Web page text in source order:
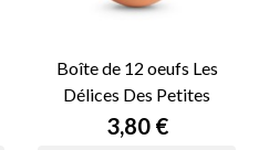
Boîte de 12 oeufs Les
Délices Des Petites
Guignières
Prix
3,80 €